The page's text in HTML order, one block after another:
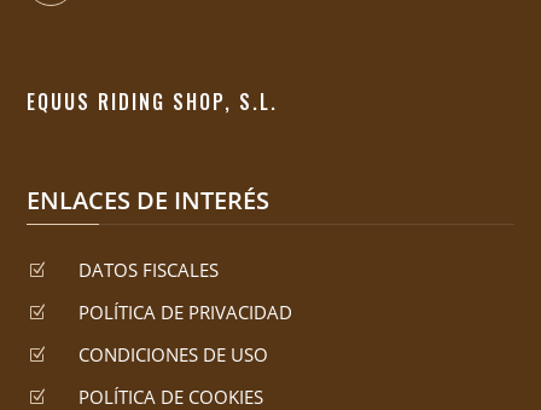
EQUUS RIDING SHOP, S.L.
ENLACES DE INTERÉS
Z DATOS FISCALES
Z POLÍTICA DE PRIVACIDAD
Z CONDICIONES DE USO
Z POLÍTICA DE COOKIES